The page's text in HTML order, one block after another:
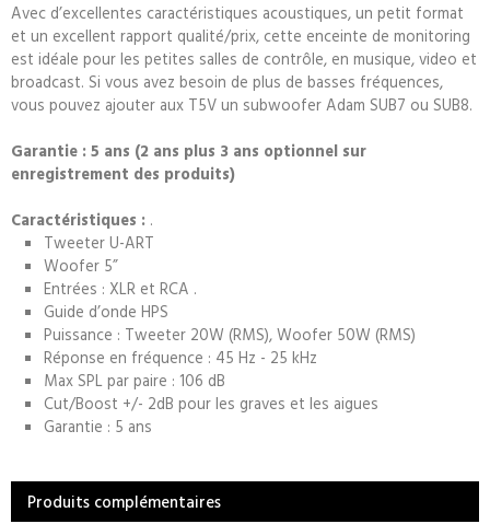
Avec d’excellentes caractéristiques acoustiques, un petit format
et un excellent rapport qualité/prix, cette enceinte de monitoring
est idéale pour les petites salles de contrôle, en musique, video et
broadcast. Si vous avez besoin de plus de basses fréquences,
vous pouvez ajouter aux T5V un subwoofer Adam SUB7 ou SUB8.
Garantie : 5 ans (2 ans plus 3 ans optionnel sur
enregistrement des produits)
Caractéristiques : .
Tweeter U-ART
Woofer 5”
Entrées : XLR et RCA .
Guide d’onde HPS
Puissance : Tweeter 20W (RMS), Woofer 50W (RMS)
Réponse en fréquence : 45 Hz - 25 kHz
Max SPL par paire : 106 dB
Cut/Boost +/- 2dB pour les graves et les aigues
Garantie : 5 ans
Produits complémentaires